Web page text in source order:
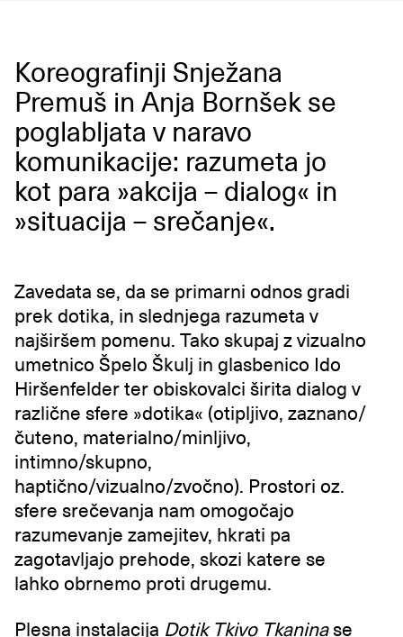
Koreografinji Snježana
Premuš in Anja Bornšek se
poglabljata v naravo
komunikacije: razumeta jo
kot para »akcija – dialog« in
»situacija – srečanje«.
Zavedata se, da se primarni odnos gradi
prek dotika, in slednjega razumeta v
najširšem pomenu. Tako skupaj z vizualno
umetnico Špelo Škulj in glasbenico Ido
Hiršenfelder ter obiskovalci širita dialog v
različne sfere »dotika« (otipljivo, zaznano/
čuteno, materialno/minljivo,
intimno/skupno,
haptično/vizualno/zvočno). Prostori oz.
sfere srečevanja nam omogočajo
razumevanje zamejitev, hkrati pa
zagotavljajo prehode, skozi katere se
lahko obrnemo proti drugemu.
Plesna instalacija Dotik Tkivo Tkaninase